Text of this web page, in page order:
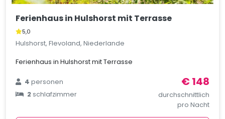
Ferienhaus in Hulshorst mit Terrasse
5,0
Hulshorst, Flevoland, Niederlande
Ferienhaus in Hulshorst mit Terrasse
4personen
2schlafzimmer
€ 148
durchschnittlich
pro Nacht